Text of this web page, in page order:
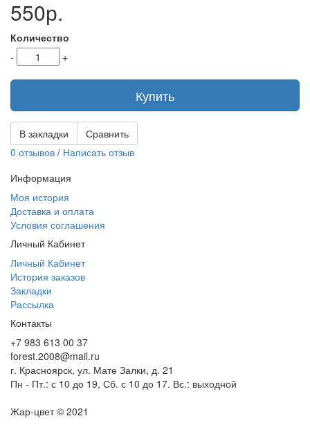
550р.
Количество
-
+
Купить
В закладки
Сравнить
0 отзывов / Написать отзыв
Информация
Моя история
Доставка и оплата
Условия соглашения
Личный Кабинет
Личный Кабинет
История заказов
Закладки
Рассылка
Контакты
+7 983 613 00 37
forest.2008@mail.ru
г. Красноярск, ул. Мате Залки, д. 21
Пн - Пт.: с 10 до 19, Сб. с 10 до 17. Вс.: выходной
Жар-цвет © 2021